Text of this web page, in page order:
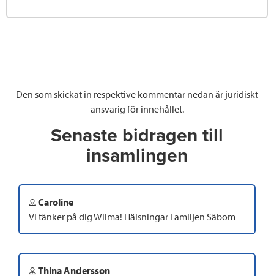
Den som skickat in respektive kommentar nedan är juridiskt
ansvarig för innehållet.
Senaste bidragen till
insamlingen
Caroline
Vi tänker på dig Wilma! Hälsningar Familjen Säbom
Thina Andersson